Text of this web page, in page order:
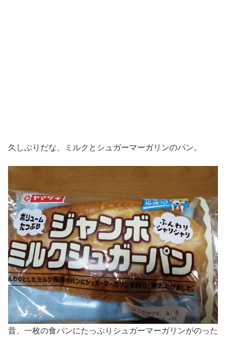
久しぶりだな、ミルクとシュガーマーガリンのパン。
昔、一枚の食パンにたっぷりシュガーマーガリンがのった